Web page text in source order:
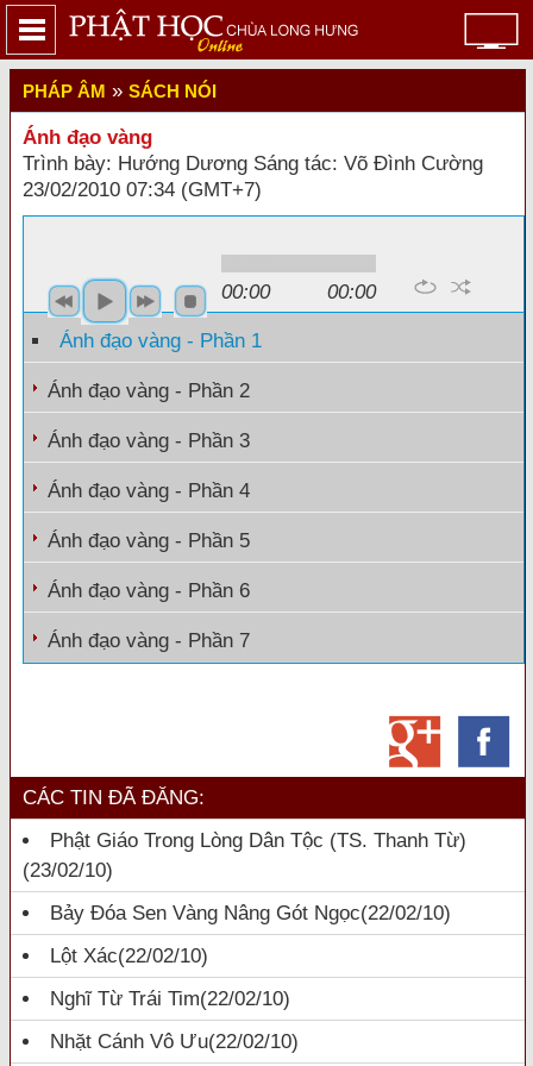
PHÁP ÂM » SÁCH NÓI
Ánh đạo vàng
Trình bày: Hướng Dương Sáng tác: Võ Đình Cường
23/02/2010 07:34 (GMT+7)
00:00 00:00
Ánh đạo vàng - Phần 1
Ánh đạo vàng - Phần 2
Ánh đạo vàng - Phần 3
Ánh đạo vàng - Phần 4
Ánh đạo vàng - Phần 5
Ánh đạo vàng - Phần 6
Ánh đạo vàng - Phần 7
CÁC TIN ĐÃ ĐĂNG:
Phật Giáo Trong Lòng Dân Tộc (TS. Thanh Từ)
(23/02/10)
Bảy Đóa Sen Vàng Nâng Gót Ngọc(22/02/10)
Lột Xác(22/02/10)
Nghĩ Từ Trái Tim(22/02/10)
Nhặt Cánh Vô Ưu(22/02/10)